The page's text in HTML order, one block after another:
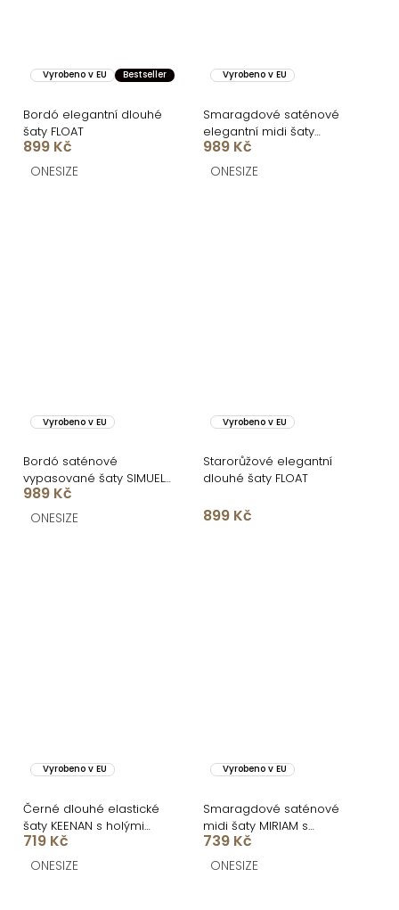
Vyrobeno v EU Bestseller
Bordó elegantní dlouhé
šaty FLOAT
899 Kč
ONESIZE
Vyrobeno v EU
Smaragdové saténové
elegantní midi šaty
SIMUEL se šněrováním
989 Kč
ONESIZE
Vyrobeno v EU
Bordó saténové
vypasované šaty SIMUEL
se šněrováním
989 Kč
ONESIZE
Vyrobeno v EU
Starorůžové elegantní
dlouhé šaty FLOAT
899 Kč
Vyrobeno v EU
Černé dlouhé elastické
šaty KEENAN s holými
zády
719 Kč
ONESIZE
Vyrobeno v EU
Smaragdové saténové
midi šaty MIRIAM s
krátkým rukávem
739 Kč
ONESIZE